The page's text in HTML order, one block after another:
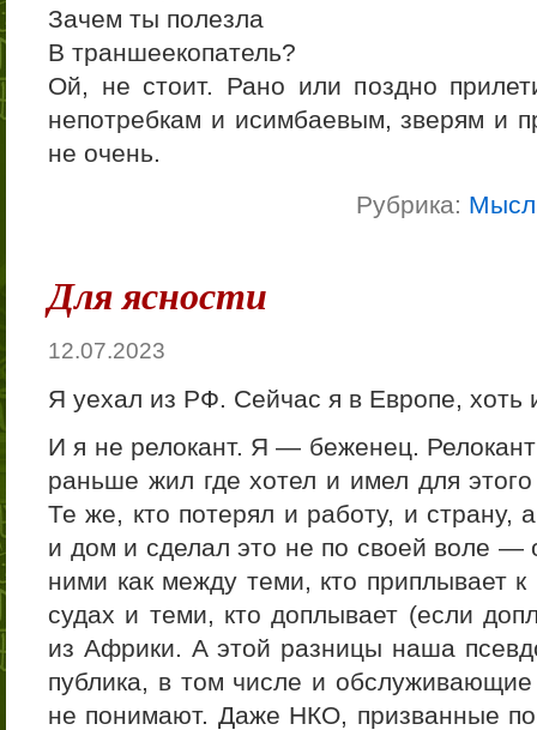
Зачем ты полезла
В траншеекопатель?
Ой, не стоит. Рано или поздно
непотребкам и исимбаевым, зверям и
не очень.
Рубрика:
Для ясности
12.07.2023
Я уехал из РФ. Сейчас я в Европе, хоть
И я не релокант. Я — беженец.
раньше жил где хотел и имел для
Те же, кто потерял и работу, и
и дом и сделал это не по своей воле
ними как между теми, кто приплывает
судах и теми, кто доплывает (если
из Африки. А этой разницы наша
публика, в том числе и
не понимают. Даже НКО, призванные